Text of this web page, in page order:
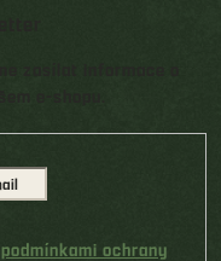
podmínkami ochrany